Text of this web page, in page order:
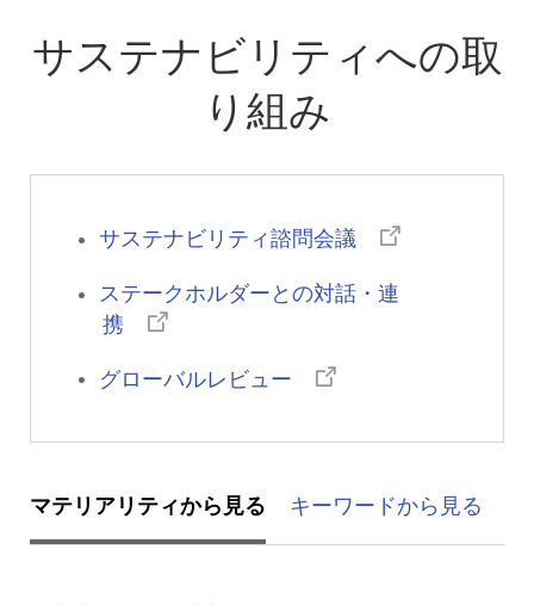
サステナビリティへの取
り組み
サステナビリティ諮問会議
ステークホルダーとの対話・連
携
グローバルレビュー
マテリアリティから見る キーワードから見る